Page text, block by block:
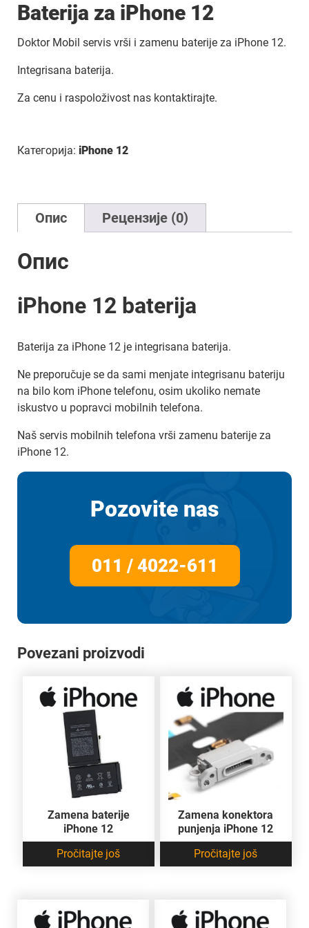
Baterija za iPhone 12
Doktor Mobil servis vrši i zamenu baterije za iPhone 12.
Integrisana baterija.
Za cenu i raspoloživost nas kontaktirajte.
Категорија: iPhone 12
Опис Рецензије (0)
Опис
iPhone 12 baterija
Baterija za iPhone 12 je integrisana baterija.
Ne preporučuje se da sami menjate integrisanu bateriju
na bilo kom iPhone telefonu, osim ukoliko nemate
iskustvo u popravci mobilnih telefona.
Naš servis mobilnih telefona vrši zamenu baterije za
iPhone 12.
Pozovite nas
011 / 4022-611
Povezani proizvodi
Zamena baterije
iPhone 12
Pročitajte još
Zamena konektora
punjenja iPhone 12
Pročitajte još